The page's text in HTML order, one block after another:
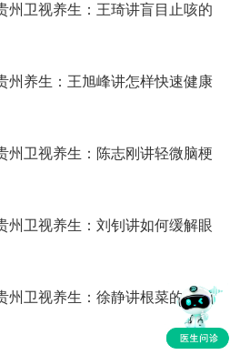
州卫视养生：王琦讲盲目止咳的
州养生：王旭峰讲怎样快速健康
州卫视养生：陈志刚讲轻微脑梗
州卫视养生：刘钊讲如何缓解眼
州卫视养生：徐静讲根菜的营养